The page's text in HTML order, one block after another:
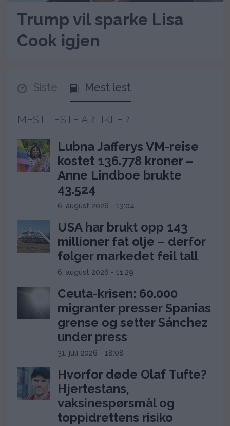
Trump vil sparke Lisa
Cook igjen
Siste Mest lest
MEST LESTE ARTIKLER
Lubna Jafferys VM-reise
kostet 136.778 kroner –
Anne Lindboe brukte
43.524
6. august 2026 - 13:04
USA har brukt opp 143
millioner fat olje – derfor
følger markedet feil tall
6. august 2026 - 11:29
Ceuta-krisen: 60.000
migranter presser Spanias
grense og setter Sánchez
under press
31. juli 2026 - 18:08
Hvorfor døde Olaf Tufte?
Hjertestans,
vaksinespørsmål og
toppidrettens risiko